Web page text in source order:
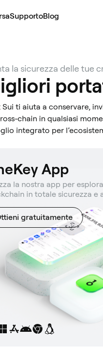
SupportoBlog
la sicurezza delle tue
Sui ti aiuta a conservare,
chain in qualsiasi
integrato per
App
la nostra app per
in totale sicurezza e
gratuitamente